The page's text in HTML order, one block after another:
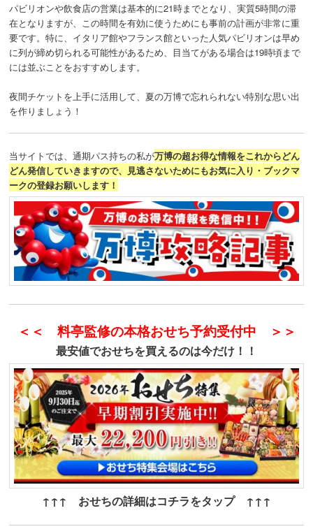
パビリオンや飲食店の営業は基本的に21時までとなり、実質5時間の滞
在となりますが、この時間を有効に使うためにも事前の計画が非常に重
要です。特に、イタリア館やフランス館といった人気パビリオンは早め
に列が締め切られる可能性があるため、目当てがある場合は19時頃まで
には並ぶことをおすすめします。
夜間チケットを上手に活用して、夏の万博で忘れられない特別な思い出
を作りましょう！
当サイトでは、通期パス持ちの私が万博の超お得な情報をこれからどん
どん発信していきますので、見逃さないためにもお気に入り・ブックマ
ークの登録お願いします！
＜＜ 料亭監修の本格おせち予約受付中 ＞＞
最安値でおせちを買えるのは今だけ！！
↑↑↑ おせちの詳細はコチラをタップ ↑↑↑